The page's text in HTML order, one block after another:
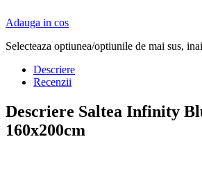
Adauga in cos
Selecteaza optiunea/optiunile de mai sus,
Descriere
Recenzii
Descriere Saltea Infinity
160x200cm